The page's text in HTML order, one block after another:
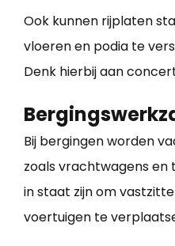
Ook kunnen rijplaten
vloeren en podia te
Denk hierbij aan
Bij bergingen worden
zoals vrachtwagens en
in staat zijn om
voertuigen te